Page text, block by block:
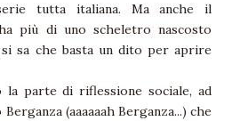
tutta italiana. Ma anche il
più di uno scheletro nascosto
sa che basta un dito per aprire
la parte di riflessione sociale, ad
(aaaaaah Berganza...) che